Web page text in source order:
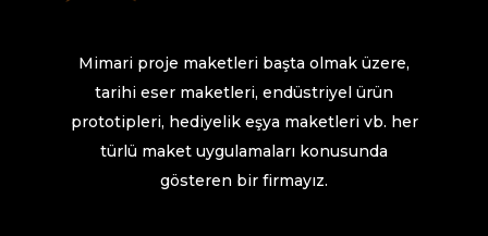
Mimari proje maketleri başta olmak üzere,
tarihi eser maketleri, endüstriyel ürün
prototipleri, hediyelik eşya maketleri vb. her
türlü maket uygulamaları konusunda
gösteren bir firmayız.